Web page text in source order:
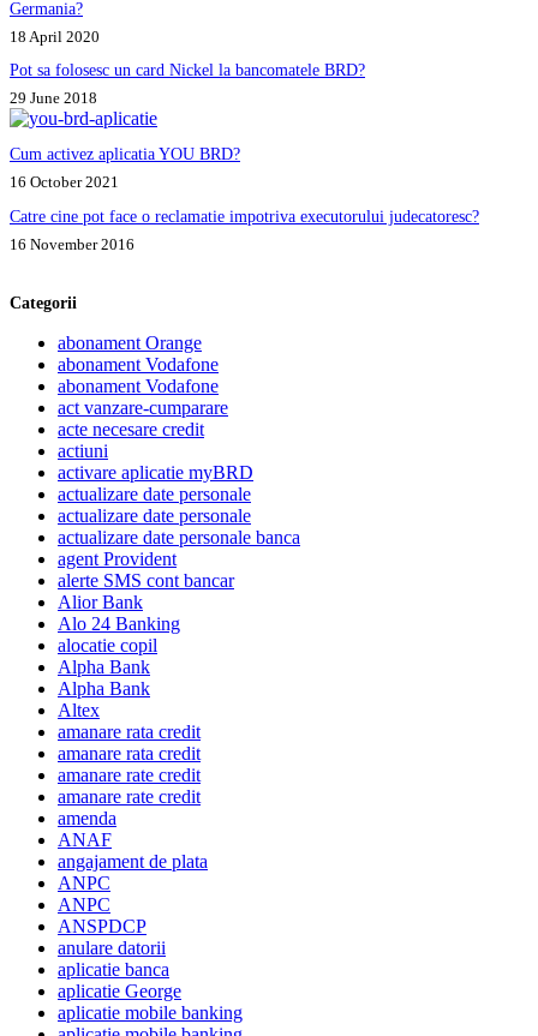
Germania?
18 April 2020
Pot sa folosesc un card Nickel la bancomatele BRD?
29 June 2018
Cum activez aplicatia YOU BRD?
16 October 2021
Catre cine pot face o reclamatie impotriva executorului judecatoresc?
16 November 2016
Categorii
abonament Orange
abonament Vodafone
abonament Vodafone
act vanzare-cumparare
acte necesare credit
actiuni
activare aplicatie myBRD
actualizare date personale
actualizare date personale
actualizare date personale banca
agent Provident
alerte SMS cont bancar
Alior Bank
Alo 24 Banking
alocatie copil
Alpha Bank
Alpha Bank
Altex
amanare rata credit
amanare rata credit
amanare rate credit
amanare rate credit
amenda
ANAF
angajament de plata
ANPC
ANPC
ANSPDCP
anulare datorii
aplicatie banca
aplicatie George
aplicatie mobile banking